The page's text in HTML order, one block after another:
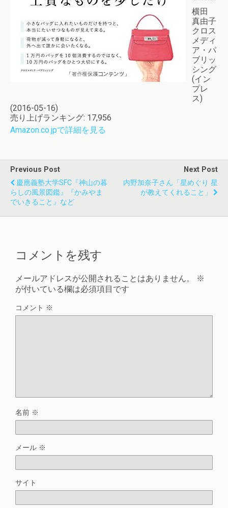
横田
真由子
クロス
メディ
ア・パ
ブリッ
シング
(イン
プレ
ス)
(2016-05-16)
売り上げランキング: 17,956
Amazon.co.jpで詳細を見る
Previous Post
慶應義塾大学SFC『神山の暮
らしの風景図鑑』『かみやま
でいきること』など
Next Post
内野加奈子さん「星めぐり 星
が教えてくれること」
コメントを残す
メールアドレスが公開されることはありません。
※
が付いている欄は必須項目です
コメント ※
名前 ※
メール ※
サイト